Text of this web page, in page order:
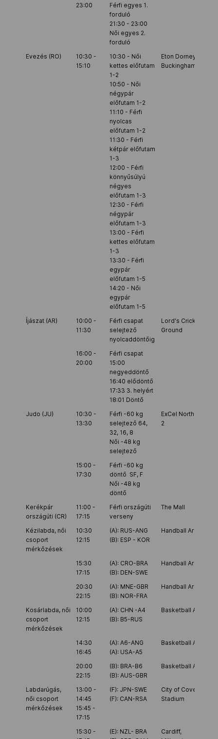
23:00
Férfi egyes 1.
forduló
21:30 - 23:00
Női egyes 2.
forduló
Evezés (RO)
10:30 -
15:10
10:30 - Női
kettes előfutam
1-2
10:50 - Női
négypár
előfutam 1-2
11:10 - Férfi
nyolcas
előfutam 1-2
11:30 - Férfi
kétpár előfutam
1-3
12:00 - Férfi
könnyűsúlyú
négyes
előfutam 1-3
12:30 - Férfi
négypár
előfutam 1-3
13:00 - Férfi
kettes előfutam
1-3
13:30 - Férfi
egypár
előfutam 1-5
14:20 - Női
egypár
előfutam 1-5
Eton Dorney,
Buckinghamshire
Íjászat (AR)
10:00 -
11:30
Férfi csapat
selejtező
nyolcaddöntőig
Lord's Cricket
Ground
16:00 -
20:00
Férfi csapat
15:00
negyeddöntő
16:40 elődöntő
17:33 3. helyért
18:01 Döntő
Judo (JU)
10:30 -
13:30
Férfi -60 kg
selejtező 64,
32, 16, 8
Női -48 kg
selejtező
ExCel North Hall
2
15:00 -
17:30
Férfi -60 kg
döntő SF, F
Női -48 kg
döntő
Kerékpár
országúti (CR)
11:00 -
17:15
Férfi országúti
verseny
The Mall
Kézilabda, női
csoport
mérkőzések
10:30
12:15
(A): RUS-ANG
(B): ESP - KOR
Handball Arena
15:30
17:15
(A): CRO-BRA
(B): DEN-SWE
Handball Arena
20:30
22:15
(A): MNE-GBR
(B): NOR-FRA
Handball Arena
Kosárlabda, női
csoport
mérkőzések
10:00
12:15
(A): CHN -A4
(B): B5-RUS
Basketball Arena
14:30
16:45
(A): A6-ANG
(A): USA-A5
Basketball Arena
20:00
22:15
(B): BRA-B6
(B): AUS-GBR
Basketball Arena
Labdarúgás,
női csoport
mérkőzések
13:00 -
14:45
15:45 -
17:15
(F): JPN-SWE
(F): CAN-RSA
City of Coventry
Stadium
15:30 -
(E): NZL- BRA
Cardiff,